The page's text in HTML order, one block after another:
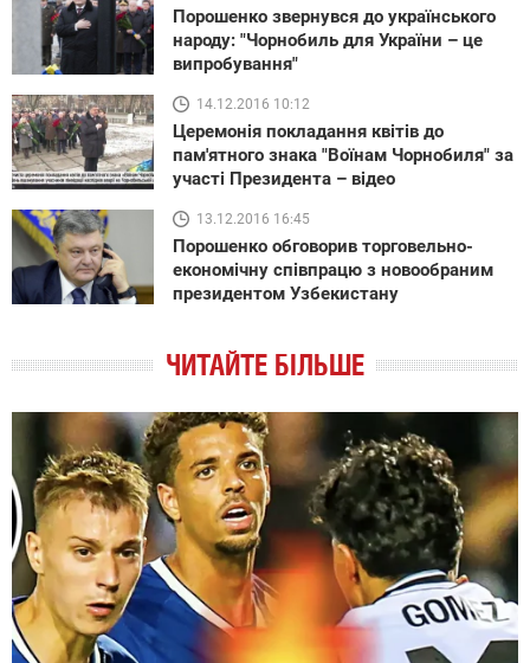
Порошенко звернувся до українського
народу: "Чорнобиль для України – це
випробування"
14.12.2016 10:12
Церемонія покладання квітів до
пам'ятного знака "Воїнам Чорнобиля" за
участі Президента – відео
13.12.2016 16:45
Порошенко обговорив торговельно-
економічну співпрацю з новообраним
президентом Узбекистану
ЧИТАЙТЕ БІЛЬШЕ